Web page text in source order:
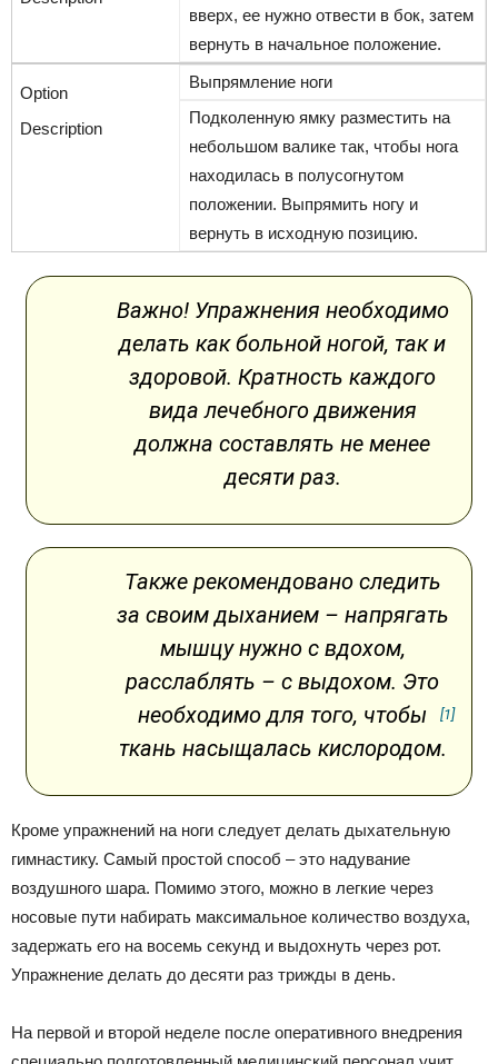
вверх, ее нужно отвести в бок, затем
вернуть в начальное положение.
Выпрямление ноги
Подколенную ямку разместить на
небольшом валике так, чтобы нога
находилась в полусогнутом
положении. Выпрямить ногу и
вернуть в исходную позицию.
Важно! Упражнения необходимо
делать как больной ногой, так и
здоровой. Кратность каждого
вида лечебного движения
должна составлять не менее
десяти раз.
Также рекомендовано следить
за своим дыханием – напрягать
мышцу нужно с вдохом,
расслаблять – с выдохом. Это
необходимо для того, чтобы
ткань насыщалась кислородом.
[1]
Кроме упражнений на ноги следует делать дыхательную
гимнастику. Самый простой способ – это надувание
воздушного шара. Помимо этого, можно в легкие через
носовые пути набирать максимальное количество воздуха,
задержать его на восемь секунд и выдохнуть через рот.
Упражнение делать до десяти раз трижды в день.
На первой и второй неделе после оперативного внедрения